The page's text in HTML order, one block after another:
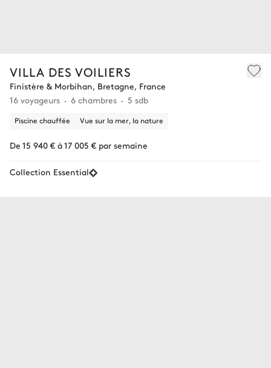
VILLA DES VOILIERS
Finistère & Morbihan, Bretagne, France
16 voyageurs
6 chambres 5 sdb
Piscine chauffée Vue sur la mer, la nature
De 15 940 € à 17 005 € par semaine
Collection Essential